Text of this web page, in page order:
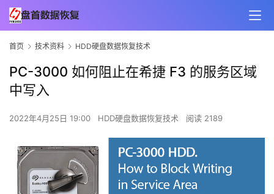
首页 技术资料 HDD硬盘数据恢复技术
PC-3000 如何阻止在希捷 F3 的服务区域
中写入
2022年4月25日 19:00 HDD硬盘数据恢复技术 阅读 2189